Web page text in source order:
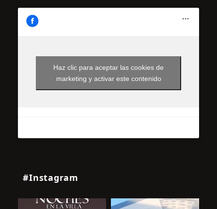
Haz clic para aceptar las cookies de
marketing y activar este contenido
#Instagram